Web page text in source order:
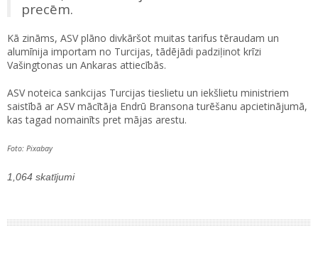
precēm.
Kā zināms, ASV plāno divkāršot muitas tarifus tēraudam un
alumīnija importam no Turcijas, tādējādi padziļinot krīzi
Vašingtonas un Ankaras attiecībās.
ASV noteica sankcijas Turcijas tieslietu un iekšlietu ministriem
saistībā ar ASV mācītāja Endrū Bransona turēšanu apcietinājumā,
kas tagad nomainīts pret mājas arestu.
Foto: Pixabay
1,064 skatījumi